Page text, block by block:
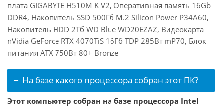
плата GIGABYTE H510M K V2, Оперативная память 16Gb
DDR4, Накопитель SSD 500Гб M.2 Silicon Power P34A60,
Накопитель HDD 2Тб WD Blue WD20EZAZ, Видеокарта
nVidia GeForce RTX 4070TiS 16Гб TDP 285Вт mP70, Блок
питания ATX 750Вт 80+ Bronze
На базе какого процессора собран этот ПК?
Этот компьютер собран на базе процессора Intel